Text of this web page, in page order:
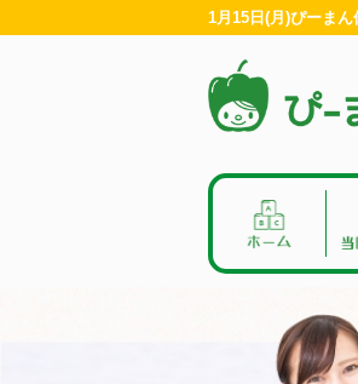
1月15日(月)ぴーま